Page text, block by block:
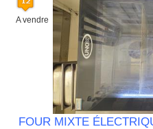
A vendre
FOUR MIXTE